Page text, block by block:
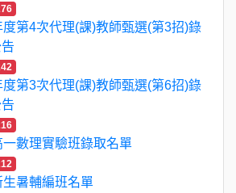
第4次代理(課)教師甄選(第3招)錄
第3次代理(課)教師甄選(第6招)錄
數理實驗班錄取名單
暑輔編班名單